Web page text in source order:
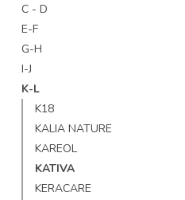
C - D
E-F
G-H
I-J
K-L
K18
KALIA NATURE
KAREOL
KATIVA
KERACARE